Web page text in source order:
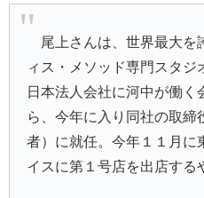
尾上さんは、世界最大を
ィス・メソッド専門スタ
日本法人会社に河中が働
ら、今年に入り同社の取締
者）に就任。今年１１月に
イスに第１号店を出店する